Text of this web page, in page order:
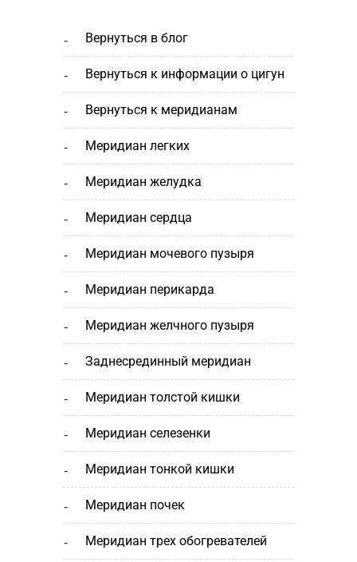
вернуться в блог
вернуться к информации о цигун
вернуться к меридианам
меридиан легких
меридиан желудка
меридиан сердца
меридиан мочевого пузыря
меридиан перикарда
меридиан желчного пузыря
заднесрединный меридиан
меридиан толстой кишки
меридиан селезенки
меридиан тонкой кишки
меридиан почек
меридиан трех обогревателей